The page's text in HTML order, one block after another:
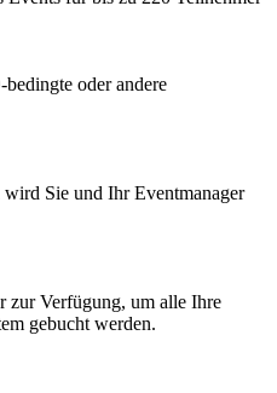
oder andere
Sie und Ihr Eventmanager
zur Verfügung, um alle Ihre
gebucht werden.